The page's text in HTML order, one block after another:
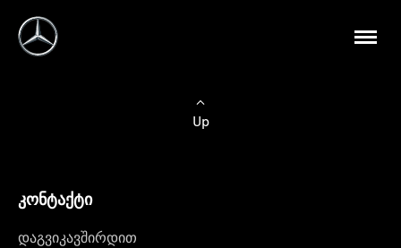
Up
კონტაქტი
დაგვიკავშირდით